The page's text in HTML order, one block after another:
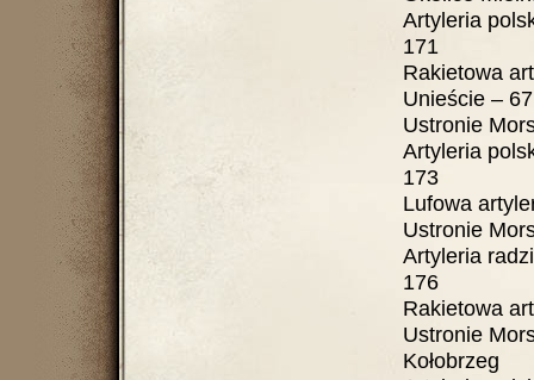
Artyleria
171
Rakietowa
Unieście –
Ustronie
Artyleria
173
Lufowa
Ustronie
Artyleria
176
Rakietowa
Ustronie
Kołobrzeg